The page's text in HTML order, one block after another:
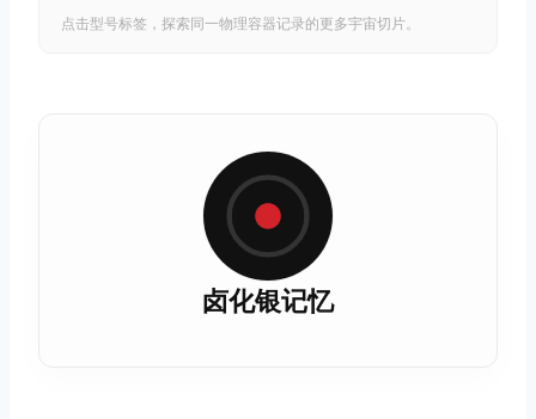
点击型号标签，探索同一物理容器记录的更多宇宙切片。
卤化银记忆